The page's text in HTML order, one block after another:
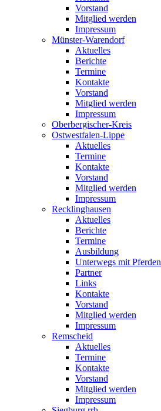
Vorstand
Mitglied werden
Impressum
Münster-Warendorf
Aktuelles
Berichte
Termine
Kontakte
Vorstand
Mitglied werden
Impressum
Oberbergischer-Kreis
Ostwestfalen-Lippe
Aktuelles
Termine
Kontakte
Vorstand
Mitglied werden
Impressum
Recklinghausen
Aktuelles
Berichte
Termine
Ausbildung
Unterwegs mit Pferden
Partner
Links
Kontakte
Vorstand
Mitglied werden
Impressum
Remscheid
Aktuelles
Termine
Kontakte
Vorstand
Mitglied werden
Impressum